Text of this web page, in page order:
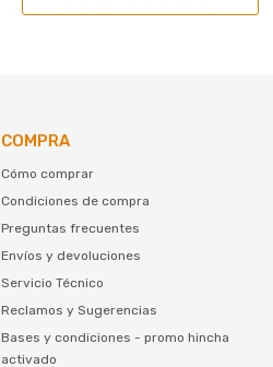
COMPRA
Cómo comprar
Condiciones de compra
Preguntas frecuentes
Envíos y devoluciones
Servicio Técnico
Reclamos y Sugerencias
Bases y condiciones - promo hincha
activado